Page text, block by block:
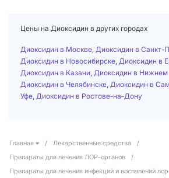
Цены на Диоксидин в других городах
Диоксидин в Москве Диоксидин в Санкт-
Диоксидин в Новосибирске Диоксидин в
Диоксидин в Казани Диоксидин в Нижнем
Диоксидин в Челябинске Диоксидин в
Уфе Диоксидин в Ростове-на-Дону
Главная / Лекарственные средства
/
Препараты для лечения ЛОР-органов
/
Препараты для лечения инфекций и воспалений